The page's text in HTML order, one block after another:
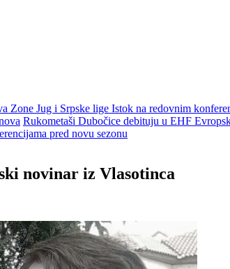
Zone Jug i Srpske lige Istok na redovnim
Rukometaši Dubočice debituju u EHF
pred novu sezonu
novinar iz Vlasotinca